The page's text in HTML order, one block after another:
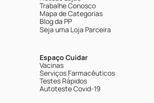
Trabalhe Conosco
Mapa de Categorias
Blog da PP
Seja uma Loja Parceira
Espaço Cuidar
Vacinas
Serviços Farmacêuticos
Testes Rápidos
Autoteste Covid-19